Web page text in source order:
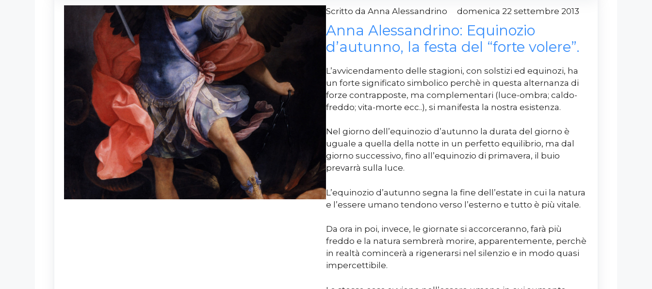
Scritto da Anna Alessandrino domenica 22 settembre 2013
Anna Alessandrino: Equinozio
d’autunno, la festa del “forte volere”.
L’avvicendamento delle stagioni, con solstizi ed equinozi, ha
un forte significato simbolico perchè in questa alternanza di
forze contrapposte, ma complementari (luce-ombra; caldo-
freddo; vita-morte ecc..), si manifesta la nostra esistenza.
Nel giorno dell’equinozio d’autunno la durata del giorno è
uguale a quella della notte in un perfetto equilibrio, ma dal
giorno successivo, fino all’equinozio di primavera, il buio
prevarrà sulla luce.
L’equinozio d’autunno segna la fine dell’estate in cui la natura
e l’essere umano tendono verso l’esterno e tutto è più vitale.
Da ora in poi, invece, le giornate si accorceranno, farà più
freddo e la natura sembrerà morire, apparentemente, perchè
in realtà comincerà a rigenerarsi nel silenzio e in modo quasi
impercettibile.